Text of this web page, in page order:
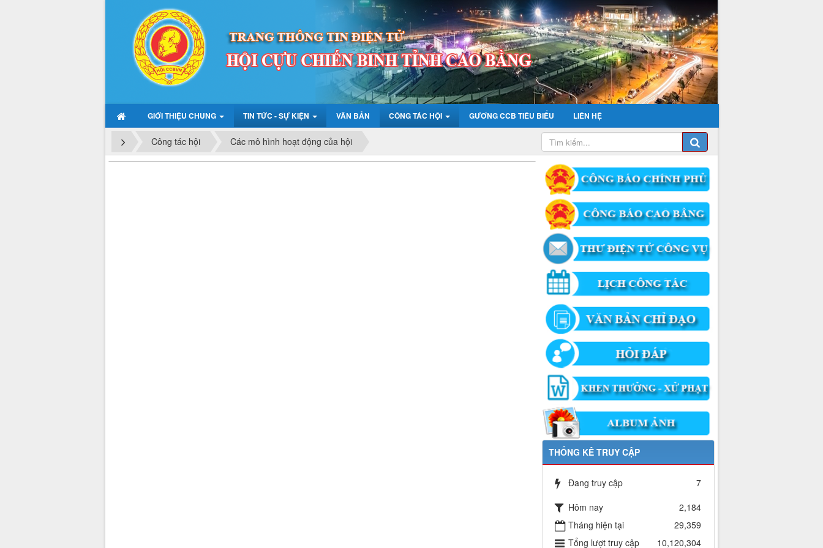
GIỚI THIỆU CHUNG TIN TỨC - SỰ KIỆN VĂN BẢN CÔNG TÁC HỘI GƯƠNG CCB TIÊU BIỂU LIÊN HỆ
Công tác hội Các mô hình hoạt động của hội
THỐNG KÊ TRUY CẬP
Đang truy cập
7
Hôm nay
2,184
Tháng hiện tại
29,359
Tổng lượt truy cập
10,120,304